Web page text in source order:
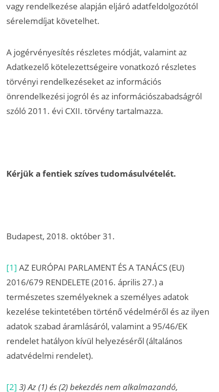
vagy rendelkezése alapján eljáró adatfeldolgozótól
sérelemdíjat követelhet.
A jogérvényesítés részletes módját, valamint az
Adatkezelő kötelezettségeire vonatkozó részletes
törvényi rendelkezéseket az információs
önrendelkezési jogról és az információszabadságról
szóló 2011. évi CXII. törvény tartalmazza.
Kérjük a fentiek szíves tudomásulvételét.
Budapest, 2018. október 31.
[1] AZ EURÓPAI PARLAMENT ÉS A TANÁCS (EU)
2016/679 RENDELETE (2016. április 27.) a
természetes személyeknek a személyes adatok
kezelése tekintetében történő védelméről és az ilyen
adatok szabad áramlásáról, valamint a 95/46/EK
rendelet hatályon kívül helyezéséről (általános
adatvédelmi rendelet).
[2] 3) Az (1) és (2) bekezdés nem alkalmazandó,